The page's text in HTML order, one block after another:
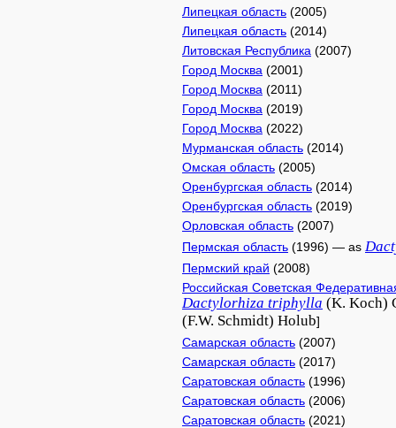
Липецкая область (2005)
Липецкая область (2014)
Литовская Республика (2007)
Город Москва (2001)
Город Москва (2011)
Город Москва (2019)
Город Москва (2022)
Мурманская область (2014)
Омская область (2005)
Оренбургская область (2014)
Оренбургская область (2019)
Орловская область (2007)
Пермская область (1996) — as
Пермский край (2008)
Российская Советская
Dactylorhiza triphylla (K. Koch)
(F.W. Schmidt) Holub]
Самарская область (2007)
Самарская область (2017)
Саратовская область (1996)
Саратовская область (2006)
Саратовская область (2021)